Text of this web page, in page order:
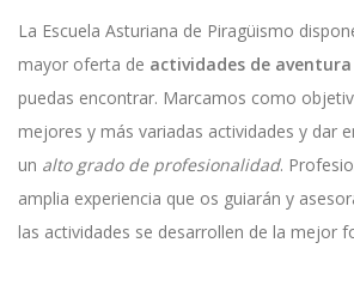
La Escuela Asturiana de Piragüismo
mayor oferta de actividades de
puedas encontrar. Marcamos como
mejores y más variadas actividades y dar
un alto grado de profesionalidad.
amplia experiencia que os guiarán y
las actividades se desarrollen de la mejor